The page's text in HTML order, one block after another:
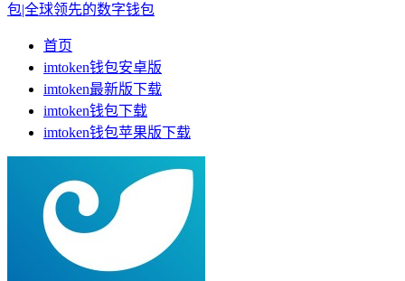
首页
imtoken钱包安卓版
imtoken最新版下载
imtoken钱包下载
imtoken钱包苹果版下载